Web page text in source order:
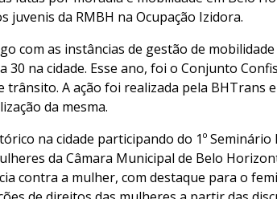
juvenis da RMBH na Ocupação Izidora.
com as instâncias de gestão de
30 na cidade. Esse ano, foi o Conjunto
A ação foi realizada pela BHTrans
da mesma.
na cidade participando do 1º Seminário
da Câmara Municipal de Belo
contra a mulher, com destaque para o